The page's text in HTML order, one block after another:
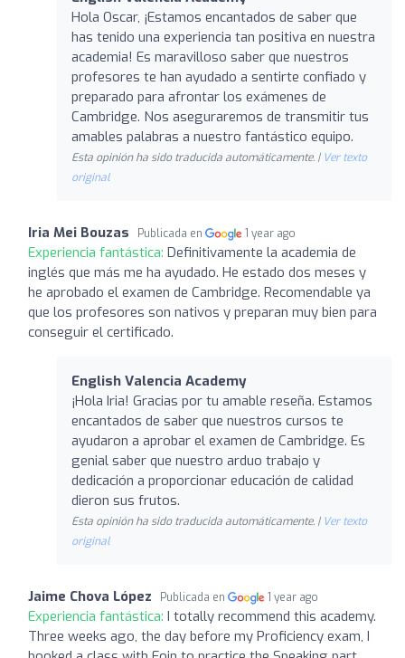
Hola Oscar, ¡Estamos encantados de saber que
has tenido una experiencia tan positiva en nuestra
academia! Es maravilloso saber que nuestros
profesores te han ayudado a sentirte confiado y
preparado para afrontar los exámenes de
Cambridge. Nos aseguraremos de transmitir tus
amables palabras a nuestro fantástico equipo.
Esta opinión ha sido traducida automáticamente. | Ver texto
original
Iria Mei Bouzas Publicada en 1 year ago
Experiencia fantástica: Definitivamente la academia de
inglés que más me ha ayudado. He estado dos meses y
he aprobado el examen de Cambridge. Recomendable ya
que los profesores son nativos y preparan muy bien para
conseguir el certificado.
English Valencia Academy
¡Hola Iria! Gracias por tu amable reseña. Estamos
encantados de saber que nuestros cursos te
ayudaron a aprobar el examen de Cambridge. Es
genial saber que nuestro arduo trabajo y
dedicación a proporcionar educación de calidad
dieron sus frutos.
Esta opinión ha sido traducida automáticamente. | Ver texto
original
Jaime Chova López Publicada en 1 year ago
Experiencia fantástica: I totally recommend this academy.
Three weeks ago, the day before my Proficiency exam, I